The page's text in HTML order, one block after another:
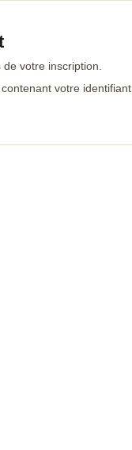
votre inscription.
votre identifiant.